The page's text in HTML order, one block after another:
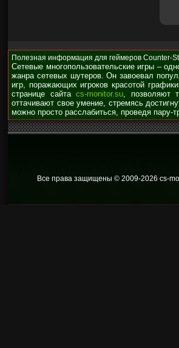
Полезная информация для геймеров Counter-
Сетевые многопользовательские игры –
жанра сетевых шутеров. Он завоевал
игр, поражающих игроков красотой
странице сайта cs-monitor.su, позволяют
оттачивают свое умение, стремясь
можно просто расслабиться, проведя пару-
Все права защищены © 2009-2026 cs-